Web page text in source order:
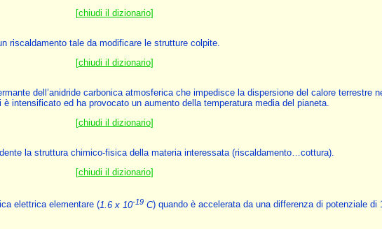
[chiudi il dizionario]
riscaldamento tale da modificare le strutture colpite.
[chiudi il dizionario]
dell’anidride carbonica atmosferica che impedisce la dispersione del calore terrestre
intensificato ed ha provocato un aumento della temperatura media del pianeta.
[chiudi il dizionario]
la struttura chimico-fisica della materia interessata (riscaldamento…cottura).
[chiudi il dizionario]
elettrica elementare (1.6 x 10-19 C) quando è accelerata da una differenza di potenziale di